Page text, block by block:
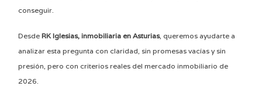
conseguir.
Desde RK Iglesias, inmobiliaria en Asturias, queremos ayudarte a
analizar esta pregunta con claridad, sin promesas vacías y sin
presión, pero con criterios reales del mercado inmobiliario de
2026.